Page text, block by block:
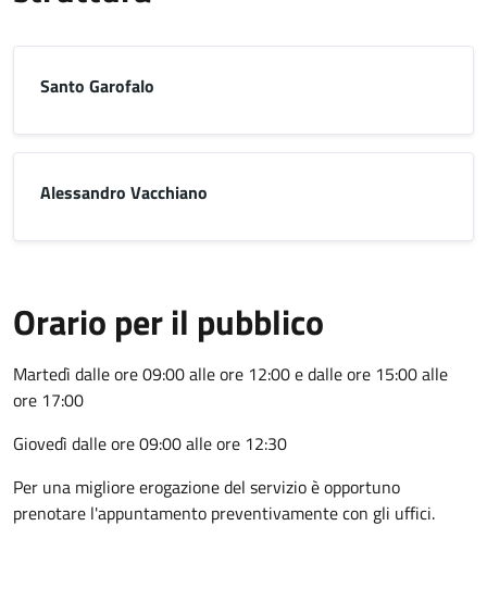
Santo Garofalo
Alessandro Vacchiano
Orario per il pubblico
Martedì dalle ore 09:00 alle ore 12:00 e dalle ore 15:00 alle
ore 17:00
Giovedì dalle ore 09:00 alle ore 12:30
Per una migliore erogazione del servizio è opportuno
prenotare l'appuntamento preventivamente con gli uffici.